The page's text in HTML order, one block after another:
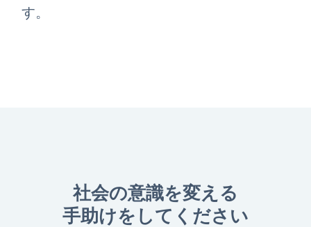
す。
社会の意識を変える
手助けをしてください